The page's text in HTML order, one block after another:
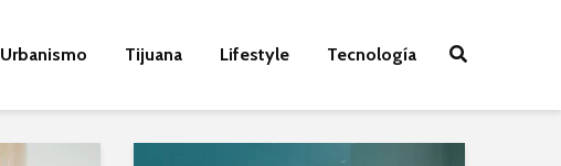
Urbanismo Tijuana Lifestyle Tecnología